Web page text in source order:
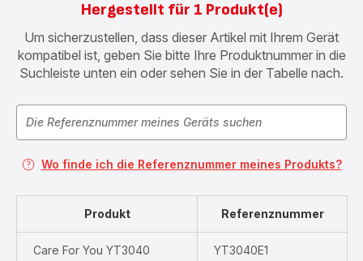
Hergestellt für 1 Produkt(e)
Um sicherzustellen, dass dieser Artikel mit Ihrem Gerät
kompatibel ist, geben Sie bitte Ihre Produktnummer in die
Suchleiste unten ein oder sehen Sie in der Tabelle nach.
Wo finde ich die Referenznummer meines Produkts?
Produkt Referenznummer
Care For You YT3040 YT3040E1